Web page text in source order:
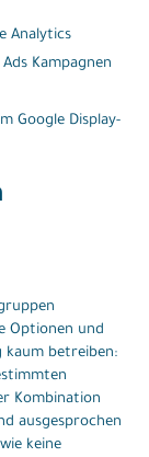
Analytics
Kampagnen
Google Display-
Optionen und
kaum betreiben:
Kombination
ausgesprochen
keine